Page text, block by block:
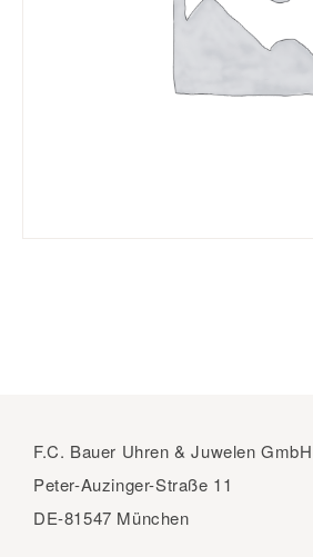
F.C. Bauer Uhren & Juwelen GmbH
Peter-Auzinger-Straße 11
DE-81547 München